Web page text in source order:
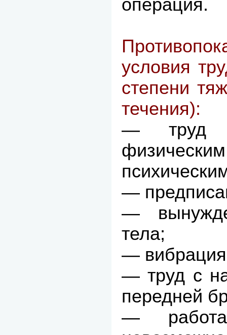
операция.
условия
степени
течения):
— труд
—
—
тела;
—
— труд с
передней
—